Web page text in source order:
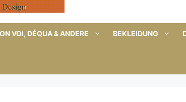
VOI, DÉQUA & ANDERE BEKLEIDUNG